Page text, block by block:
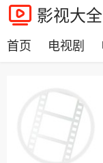
影视大全
首页 电视剧